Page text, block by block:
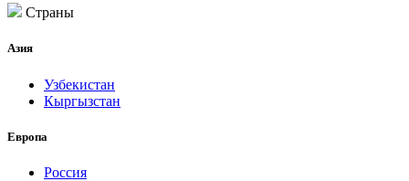
Страны
Азия
Узбекистан
Кыргызстан
Европа
Россия